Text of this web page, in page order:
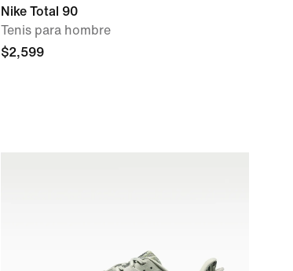
Nike Total 90
Tenis para hombre
$2,599